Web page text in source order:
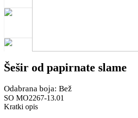
Šešir od papirnate slame
Odabrana boja: Bež
SO MO2267-13.01
Kratki opis